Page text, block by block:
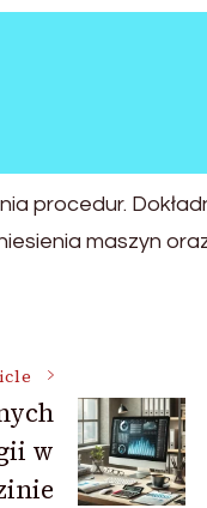
procedur.
maszyn
w